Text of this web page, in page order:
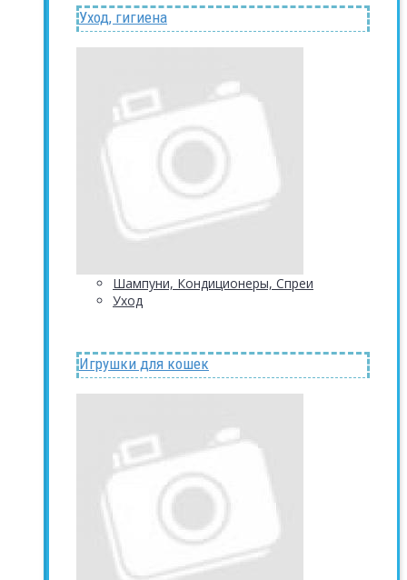
Уход, гигиена
Шампуни, Кондиционеры, Спреи
Уход
Игрушки для кошек